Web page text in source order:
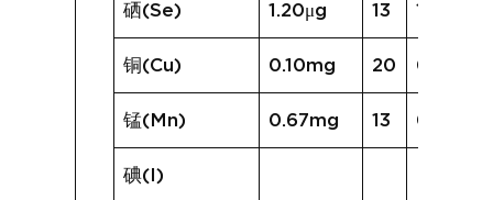
硒(Se) 1.20μg 13 1.07μg
铜(Cu) 0.10mg 20 0.17mg
锰(Mn) 0.67mg 13 0.54mg
碘(I)